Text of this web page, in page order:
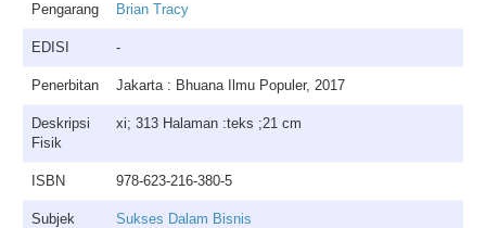
Pengarang Brian Tracy
EDISI -
Penerbitan Jakarta : Bhuana Ilmu Populer, 2017
Deskripsi
Fisik
xi; 313 Halaman :teks ;21 cm
ISBN 978-623-216-380-5
Subjek
Sukses Dalam Bisnis